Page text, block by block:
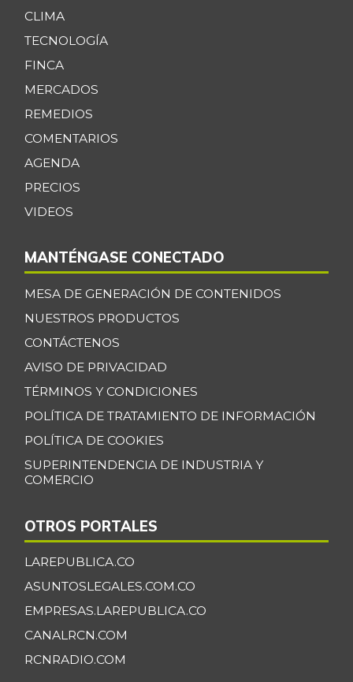
CLIMA
TECNOLOGÍA
FINCA
MERCADOS
REMEDIOS
COMENTARIOS
AGENDA
PRECIOS
VIDEOS
MANTÉNGASE CONECTADO
MESA DE GENERACIÓN DE CONTENIDOS
NUESTROS PRODUCTOS
CONTÁCTENOS
AVISO DE PRIVACIDAD
TÉRMINOS Y CONDICIONES
POLÍTICA DE TRATAMIENTO DE INFORMACIÓN
POLÍTICA DE COOKIES
SUPERINTENDENCIA DE INDUSTRIA Y
COMERCIO
OTROS PORTALES
LAREPUBLICA.CO
ASUNTOSLEGALES.COM.CO
EMPRESAS.LAREPUBLICA.CO
CANALRCN.COM
RCNRADIO.COM